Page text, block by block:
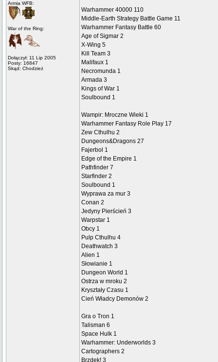
Armia WFB:
War of the Ring:
Dołączył: 11 Lip 2005
Posty: 16847
Skąd: Chodzież
Warhammer 40000 110
Middle-Earth Strategy Battle Game 11
Warhammer Fantasy Battle 60
Age of Sigmar 2
X-Wing 5
Kill Team 3
Malifaux 1
Necromunda 1
Armada 3
Kings of War 1
Soulbound 1
Wampir: Mroczne Wieki 1
Warhammer Fantasy Role Play 17
Zew Cthulhu 2
Dungeons&Dragons 27
Fajerbol 1
Edge of the Empire 1
Pathfinder 7
Starfinder 2
Soulbound 1
Wyprawa za mur 3
Conan 2
Jedyny Pierścień 3
Warpstar 1
Obcy 1
Pulp Cthulhu 4
Deathwatch 3
Alien 1
Słowianie 1
Dungeon World 1
Ostrza w mroku 2
Kryształy Czasu 1
Cień Władcy Demonów 2
Gra o Tron 1
Talisman 6
Space Hulk 1
Warhammer: Underworlds 3
Cartographers 2
Brzdęk! 3